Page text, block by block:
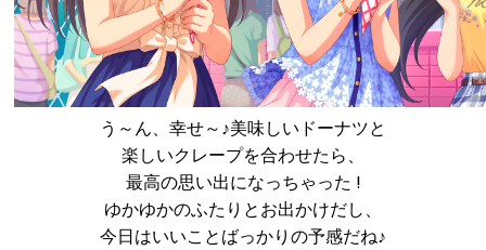
う～ん、幸せ～♪美味しいドーナツと
楽しいクレープを合わせたら、
最高の思い出になっちゃった !
ゆかゆかのふたりとお出かけだし、
今日はいいことばっかりの予感だね♪